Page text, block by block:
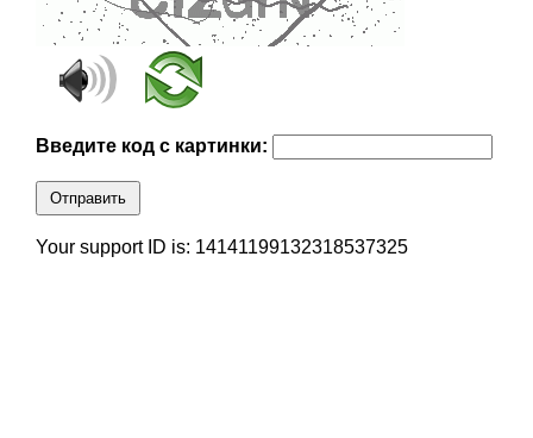
Введите код с картинки:
Отправить
Your support ID is: 14141199132318537325